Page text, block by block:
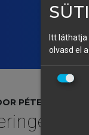
PÉTER
Itt
olvasd el